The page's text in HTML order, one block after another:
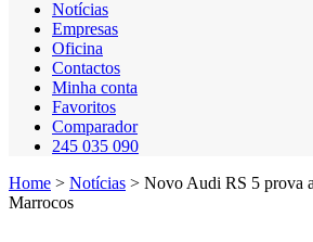
Notícias
Empresas
Oficina
Contactos
Minha conta
Favoritos
Comparador
245 035 090
Home > Notícias > Novo Audi RS 5 prova
Marrocos